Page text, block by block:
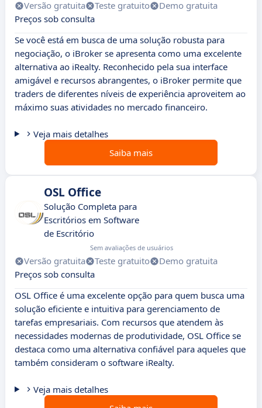
Versão gratuita Teste gratuito
Demo gratuita
Preços sob consulta
Se você está em busca de uma solução robusta para
negociação, o iBroker se apresenta como uma excelente
alternativa ao iRealty. Reconhecido pela sua interface
amigável e recursos abrangentes, o iBroker permite que
traders de diferentes níveis de experiência aproveitem ao
máximo suas atividades no mercado financeiro.
Veja mais detalhes
Saiba mais
OSL Office
Solução Completa para
Escritórios em Software
de Escritório
Sem avaliações de usuários
Versão gratuita Teste gratuito
Demo gratuita
Preços sob consulta
OSL Office é uma excelente opção para quem busca uma
solução eficiente e intuitiva para gerenciamento de
tarefas empresariais. Com recursos que atendem às
necessidades modernas de produtividade, OSL Office se
destaca como uma alternativa confiável para aqueles que
também consideram o software iRealty.
Veja mais detalhes